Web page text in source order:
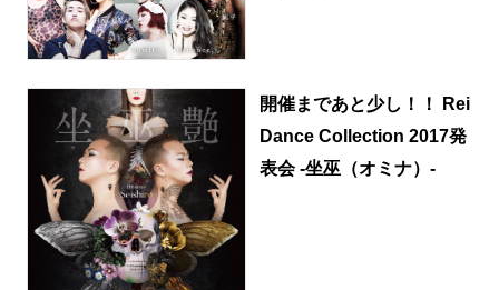
開催まであと少し！！ Rei
Dance Collection 2017発
表会 -坐巫（オミナ）-